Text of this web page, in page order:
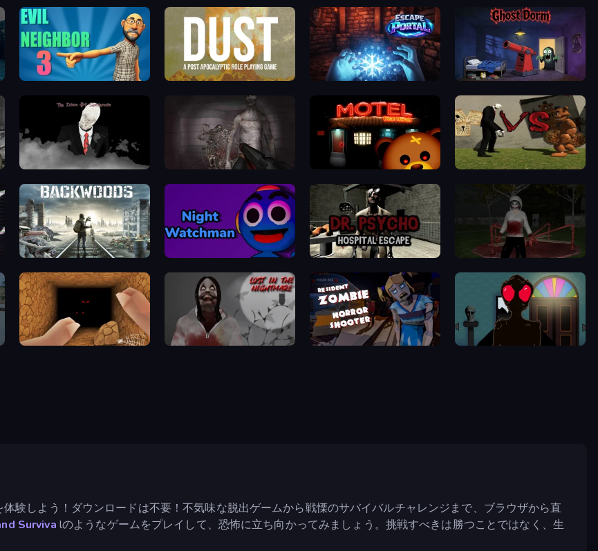
Evil Neighbor 3 DUST - A Post Apocalyptic RPG Escape Portal Ghost Dorm
The Dawn of Slenderman Bear Haven Slenderman VS Freddy The Fazbear
Backwoods Dr. Psycho: Hospital Escape Jeff the Killer: Horrendous Smile
Horror Nights Story Jeff The Killer: Lost in the Nightmare Resident Zombies: Horror Shooter The Housefly
験しよう！ダウンロードは不要！不気味な脱出ゲームから戦慄のサバイバルチャレンジまで、ブラウザから直
Surviva lのようなゲームをプレイして、恐怖に立ち向かってみましょう。挑戦すべきは勝つことではなく、生